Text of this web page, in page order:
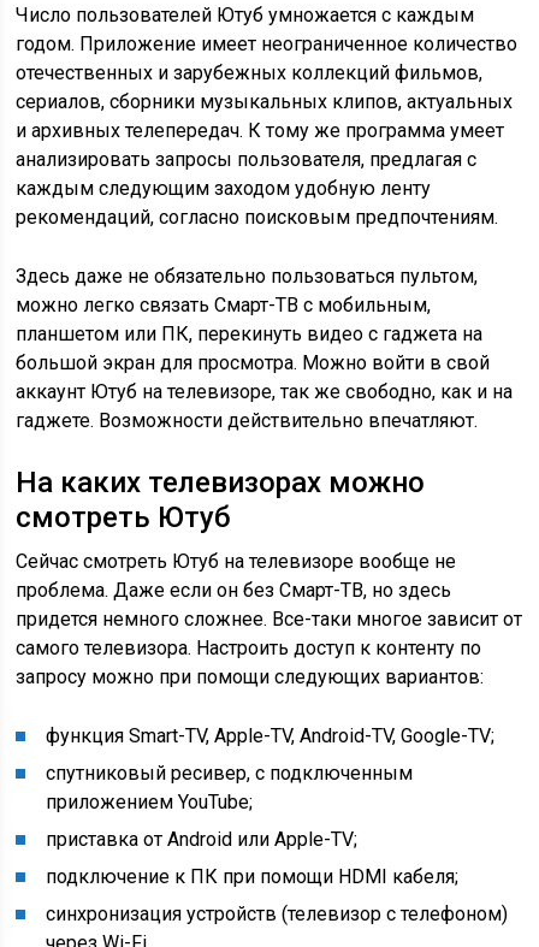
Число пользователей Ютуб умножается с каждым
годом. Приложение имеет неограниченное количество
отечественных и зарубежных коллекций фильмов,
сериалов, сборники музыкальных клипов, актуальных
и архивных телепередач. К тому же программа умеет
анализировать запросы пользователя, предлагая с
каждым следующим заходом удобную ленту
рекомендаций, согласно поисковым предпочтениям.
Здесь даже не обязательно пользоваться пультом,
можно легко связать Смарт-ТВ с мобильным,
планшетом или ПК, перекинуть видео с гаджета на
большой экран для просмотра. Можно войти в свой
аккаунт Ютуб на телевизоре, так же свободно, как и на
гаджете. Возможности действительно впечатляют.
На каких телевизорах можно
смотреть Ютуб
Сейчас смотреть Ютуб на телевизоре вообще не
проблема. Даже если он без Смарт-ТВ, но здесь
придется немного сложнее. Все-таки многое зависит от
самого телевизора. Настроить доступ к контенту по
запросу можно при помощи следующих вариантов:
функция Smart-TV, Apple-TV, Android-TV, Google-TV;
спутниковый ресивер, с подключенным
приложением YouTube;
приставка от Android или Apple-TV;
подключение к ПК при помощи HDMI кабеля;
синхронизация устройств (телевизор с телефоном)